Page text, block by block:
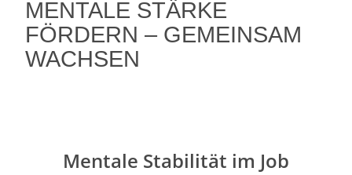
MENTALE STÄRKE
FÖRDERN – GEMEINSAM
WACHSEN
Mentale Stabilität im Job